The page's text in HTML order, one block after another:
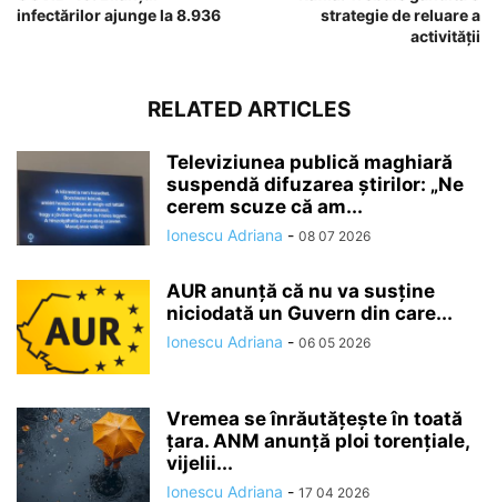
infectărilor ajunge la 8.936
strategie de reluare a
activităţii
RELATED ARTICLES
Televiziunea publică maghiară
suspendă difuzarea ştirilor: „Ne
cerem scuze că am...
Ionescu Adriana - 08 07 2026
AUR anunță că nu va susține
niciodată un Guvern din care...
Ionescu Adriana - 06 05 2026
Vremea se înrăutăţeşte în toată
ţara. ANM anunță ploi torențiale,
vijelii...
Ionescu Adriana - 17 04 2026